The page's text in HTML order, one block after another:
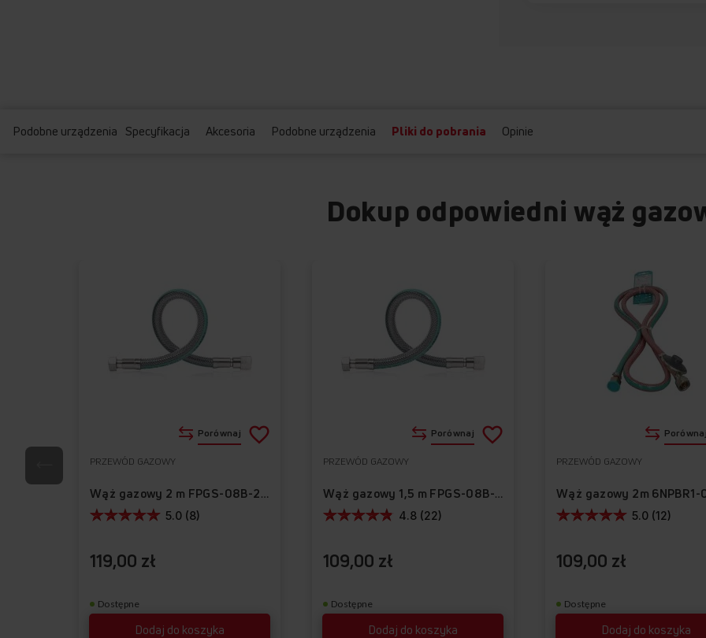
Podobne urządzenia Specyfikacja Akcesoria Podobne urządzenia Pliki do pobrania Opinie
Dokup odpowiedni wąż
Dostępne
PRZEWÓD GAZOWY
Wąż gazowy 2 m FPGS-08B-200
Dodaj do koszyka
5.0 (8)
119,00 zł
Porównaj Dodaj
listyulubionych
Dostępne
PRZEWÓD GAZOWY
Wąż gazowy 1,5 m FPGS-08B-150
Dodaj do koszyka
4.8 (22)
109,00 zł
Porównaj Dodaj
listy
Dostępne
PRZEWÓD GAZOWY
Dodaj do koszyka
5.0 (12)
109,00 zł